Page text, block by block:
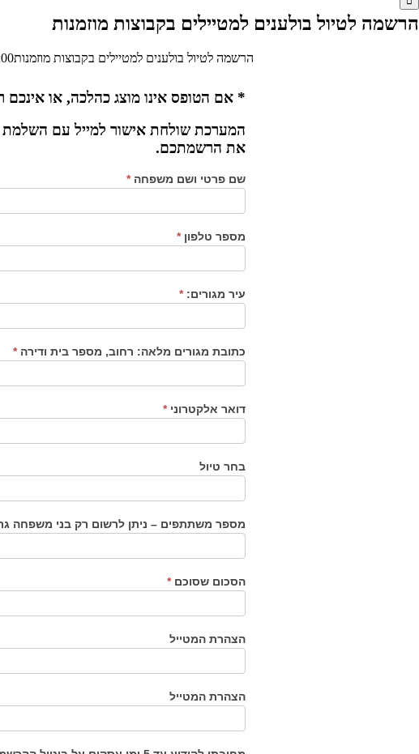
הרשמה לטיול בולענים למטיילים בקבוצות מוזמנות
הרשמה לטיול בולענים למטיילים בקבוצות מוזמנות
* אם הטופס אינו מוצג כהלכה, או אינכם
המערכת שולחת אישור למייל עם
את הרשמתכם.
שם פרטי ושם משפחה*
מספר טלפון*
עיר מגורים:*
כתובת מגורים מלאה: רחוב, מספר בית ודירה*
דואר אלקטרוני*
בחר טיול
מספר משתתפים – ניתן לרשום רק בני משפחה
הסכום שסוכם*
הצהרת המטייל
הצהרת המטייל